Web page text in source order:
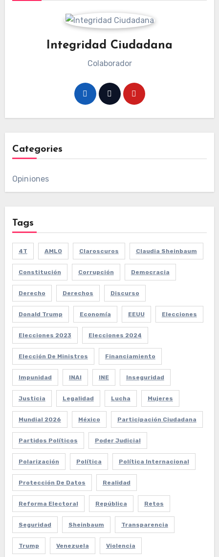
Integridad Ciudadana
Colaborador
Categories
Opiniones
Tags
4T AMLO Claroscuros Claudia Sheinbaum
Constitución Corrupción Democracia
Derecho Derechos Discurso
Donald Trump Economía EEUU Elecciones
Elecciones 2023 Elecciones 2024
Elección De Ministros Financiamiento
Impunidad INAI INE Inseguridad
Justicia Legalidad Lucha Mujeres
Mundial 2026 México Participación Ciudadana
Partidos Políticos Poder Judicial
Polarización Política Política Internacional
Protección De Datos Realidad
Reforma Electoral República Retos
Seguridad Sheinbaum Transparencia
Trump Venezuela Violencia